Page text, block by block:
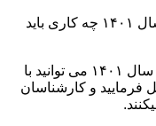
برای اطلاع از نرخ کرایه وانت نیسان در سال ۱۴۰۱ چه کاری باید
برای اطلاع از نرخ کرایه وانت و نیسان در سال ۱۴۰۱ می توانید با
تماس حاصل فرمایید و کارشناسان